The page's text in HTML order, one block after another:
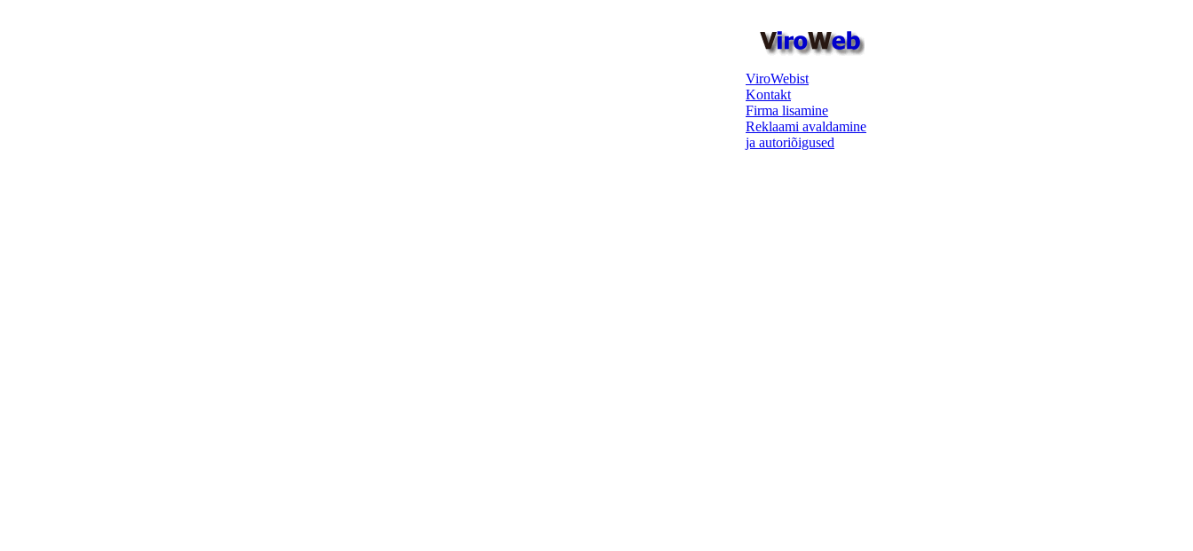
ViroWebist
Kontakt
Firma lisamine
Reklaami avaldamine
ja autoriõigused